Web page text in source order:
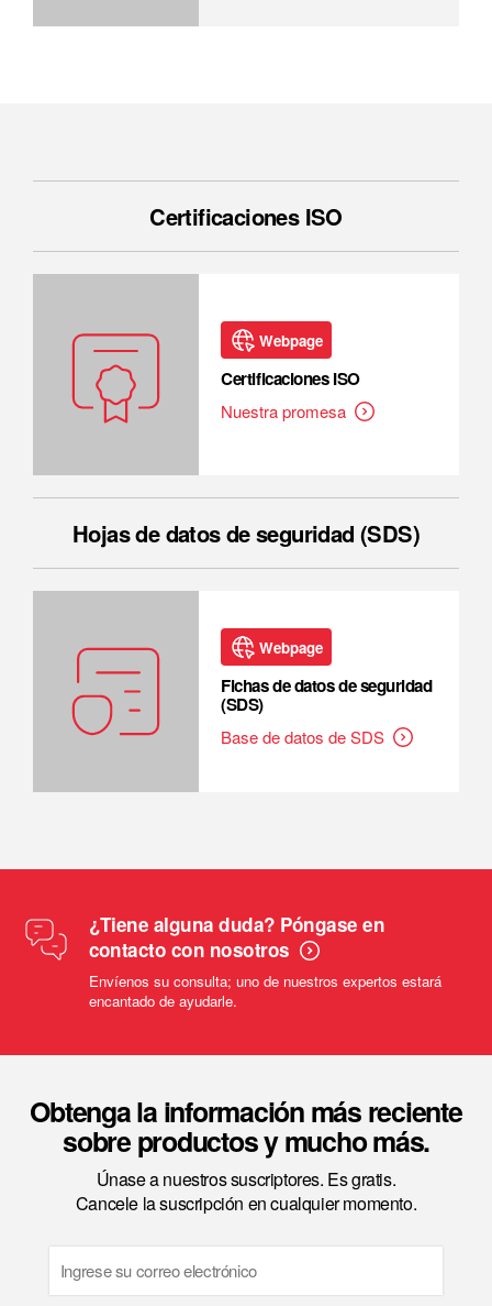
Certificaciones ISO
Webpage
Certificaciones ISO
Nuestra promesa
Hojas de datos de seguridad (SDS)
Webpage
Fichas de datos de seguridad
(SDS)
Base de datos de SDS
¿Tiene alguna duda? Póngase en
contacto con nosotros
Envíenos su consulta; uno de nuestros expertos estará
encantado de ayudarle.
Obtenga la información más reciente
sobre productos y mucho más.
Únase a nuestros suscriptores. Es gratis.
Cancele la suscripción en cualquier momento.